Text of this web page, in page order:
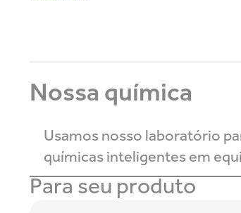
Nossa química
Usamos nosso laboratório
químicas inteligentes em
Para seu produto